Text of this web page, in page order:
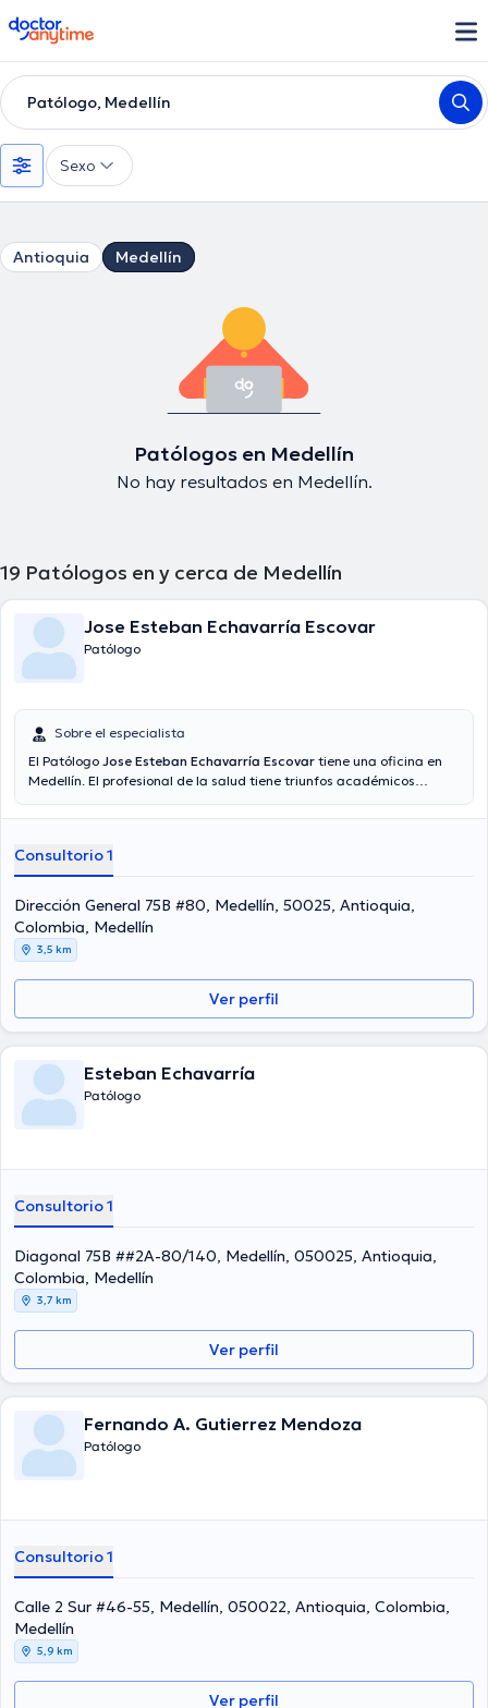
doctoranytime
Patólogo, Medellín
Sexo
Antioquia Medellín
Patólogos en Medellín
No hay resultados en Medellín.
19 Patólogos en y cerca de Medellín
Jose Esteban Echavarría Escovar
Patólogo
Sobre el especialista
El Patólogo Jose Esteban Echavarría Escovar tiene una oficina en
Medellín. El profesional de la salud tiene triunfos académicos
Interna De La Universidad De Antioquia Subespecialista En
conocimientos en su área de especialidad. El Dr. tiene numerosos
años de experiencia laboral en su ámbito de estudio. De la misma
manera, él se ha desempeñado como miembro de diversas
asociaciones médicas. Jose Esteban Echavarría Escovar ha
colaborado en innumerables conferencias con el fin de tener una
formación continua en su temática de especialización y ha
compartido diversos comunicados. Español es el idioma principal
Consultorio 1
Dirección General 75B #80, Medellín, 50025, Antioquia,
Colombia, Medellín
3,5 km
Ver perfil
Esteban Echavarría
Patólogo
Consultorio 1
Diagonal 75B ##2A-80/140, Medellín, 050025, Antioquia,
Colombia, Medellín
3,7 km
Ver perfil
Fernando A. Gutierrez Mendoza
Patólogo
Consultorio 1
Calle 2 Sur #46-55, Medellín, 050022, Antioquia, Colombia,
Medellín
5,9 km
Ver perfil